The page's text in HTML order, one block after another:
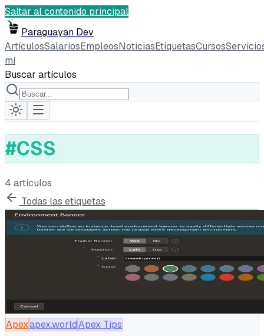
Saltar al contenido principal
Paraguayan Dev
ArtículosSalariosEmpleosNoticiasEtiquetasCursos
mí
Buscar artículos
#CSS
4 artículos
Todas las etiquetas
Apexapex.worldApex Tips